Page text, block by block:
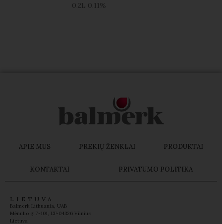
0,2L 0.11%
APIE MUS PREKIŲ ŽENKLAI PRODUKTAI
KONTAKTAI PRIVATUMO POLITIKA
LIETUVA
Balmerk Lithuania, UAB
Mėnulio g. 7-101, LT-04326 Vilnius
Lietuva